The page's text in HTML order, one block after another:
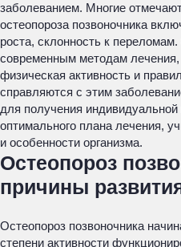
заболеванием. Многие
остеопороза позвоночника
роста, склонность к
современным методам
физическая активность и
справляются с этим
для получения индивидуальной
оптимального плана лечения,
и особенности организма.
Остеопороз
причины
Остеопороз позвоночника
степени активности